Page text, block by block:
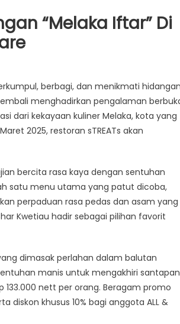
“Melaka Iftar” Di
berbagi, dan menikmati
menghadirkan pengalaman
dari kekayaan kuliner Melaka, kota yang
2025, restoran sTREATs akan
bercita rasa kaya dengan sentuhan
satu menu utama yang patut dicoba,
perpaduan rasa pedas dan asam yang
Kwetiau hadir sebagai pilihan favorit
dimasak perlahan dalam balutan
manis untuk mengakhiri santapan
133.000 nett per orang. Beragam promo
diskon khusus 10% bagi anggota ALL &